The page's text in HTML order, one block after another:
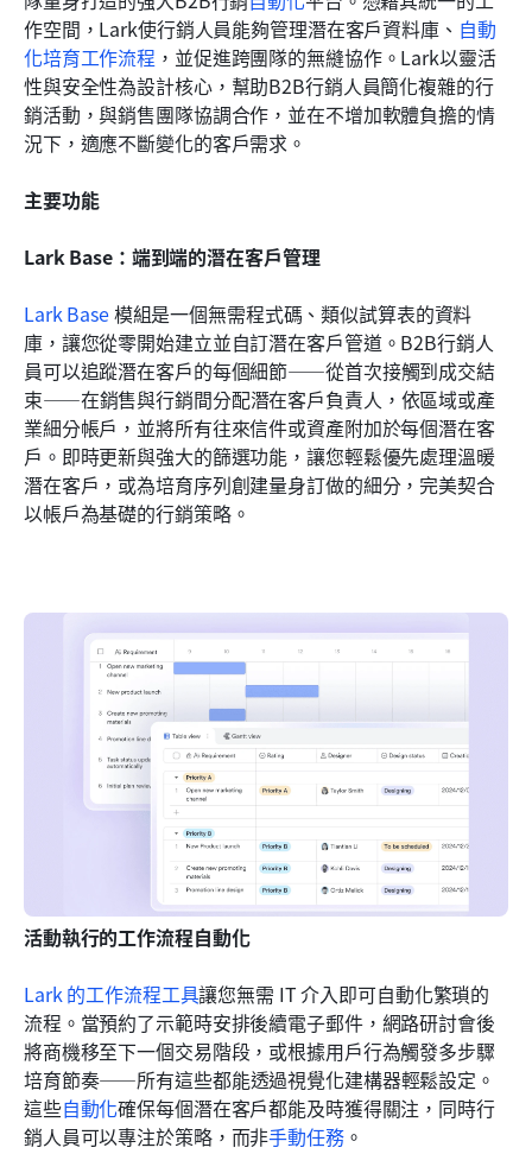
作空間，Lark使行銷人員能夠管理潛在客戶資料庫、 自動
化培育工作流程 ，並促進跨團隊的無縫協作。Lark以靈活
性與安全性為設計核心，幫助B2B行銷人員簡化複雜的行
銷活動，與銷售團隊協調合作，並在不增加軟體負擔的情
況下，適應不斷變化的客戶需求。
主要功能
Lark Base：端到端的潛在客戶管理
Lark Base 模組是一個無需程式碼、類似試算表的資料
庫，讓您從零開始建立並自訂潛在客戶管道。B2B行銷人
員可以追蹤潛在客戶的每個細節——從首次接觸到成交結
束——在銷售與行銷間分配潛在客戶負責人，依區域或產
業細分帳戶，並將所有往來信件或資產附加於每個潛在客
戶。即時更新與強大的篩選功能，讓您輕鬆優先處理溫暖
潛在客戶，或為培育序列創建量身訂做的細分，完美契合
以帳戶為基礎的行銷策略。
活動執行的工作流程自動化
Lark 的工作流程工具讓您無需 IT 介入即可自動化繁瑣的
流程。當預約了示範時安排後續電子郵件，網路研討會後
將商機移至下一個交易階段，或根據用戶行為觸發多步驟
培育節奏——所有這些都能透過視覺化建構器輕鬆設定。
這些自動化確保每個潛在客戶都能及時獲得關注，同時行
銷人員可以專注於策略，而非手動任務。